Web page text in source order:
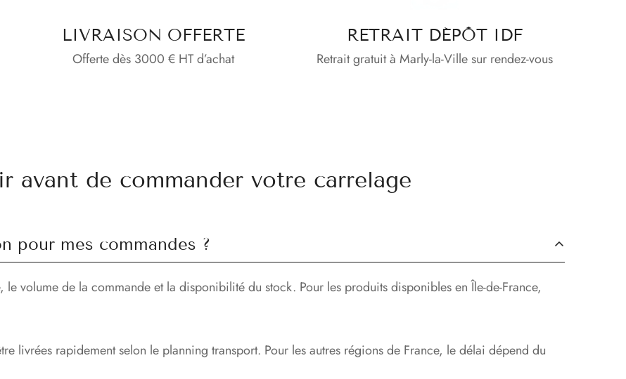
LIVRAISON OFFERTE
Offerte dès 3000 € HT d’achat
RETRAIT DÉPÔT IDF
Retrait gratuit à Marly-la-Ville sur rendez-vous
avant de commander votre carrelage
pour mes commandes ?
le volume de la commande et la disponibilité du stock. Pour les produits disponibles en Île-de-France,
livrées rapidement selon le planning transport. Pour les autres régions de France, le délai dépend du